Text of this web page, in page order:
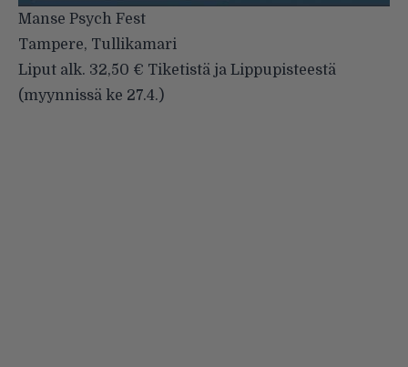
Manse Psych Fest
Tampere, Tullikamari
Liput alk. 32,50 € Tiketistä ja Lippupisteestä
(myynnissä ke 27.4.)